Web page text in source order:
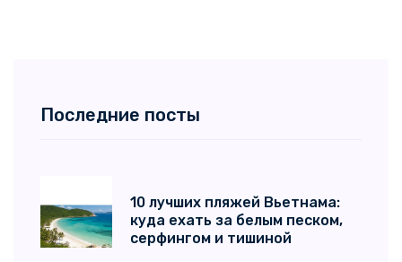
Последние посты
10 лучших пляжей Вьетнама:
куда ехать за белым песком,
серфингом и тишиной